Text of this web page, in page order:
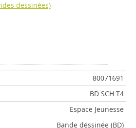
dessinées)
80071691
BD SCH T4
Espace Jeunesse
Bande déssinée (BD)